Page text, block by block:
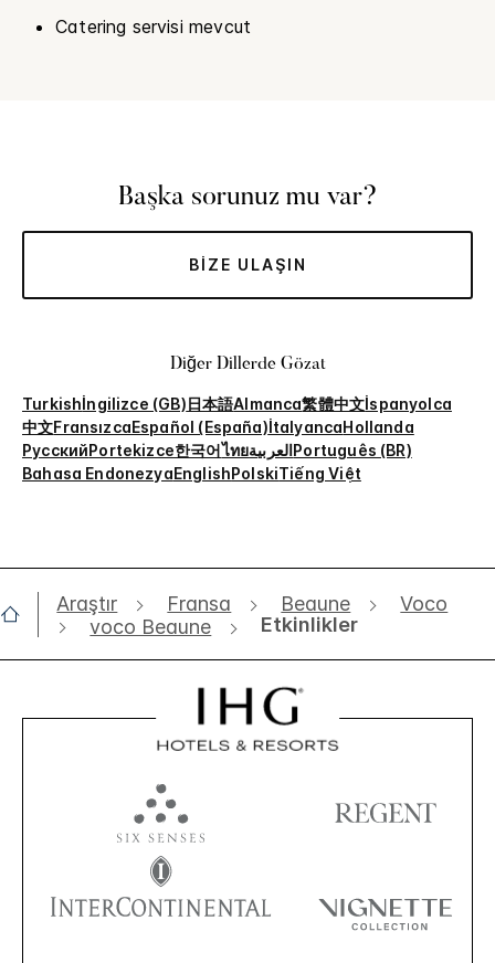
Catering servisi mevcut
Başka sorunuz mu var?
BIZE ULAŞIN
Diğer Dillerde Gözat
Turkishİngilizce (GB)日本語Almanca繁體中文İspanyolca
中文FransızcaEspañol (España)İtalyancaHollanda
РусскийPortekizce한국어ไทยالعربيةPortuguês (BR)
Bahasa EndonezyaEnglishPolskiTiếng Việt
Araştır Fransa Beaune
Voco
voco Beaune
Etkinlikler